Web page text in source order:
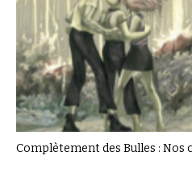
Complètement des Bulles : Nos